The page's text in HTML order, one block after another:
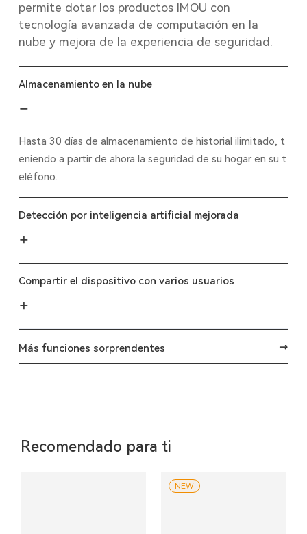
permite dotar los productos IMOU con
tecnología avanzada de computación en la
nube y mejora de la experiencia de seguridad.
Almacenamiento en la nube
Hasta 30 días de almacenamiento de historial ilimitado, t
eniendo a partir de ahora la seguridad de su hogar en su t
eléfono.
Detección por inteligencia artificial mejorada
Compartir el dispositivo con varios usuarios
Más funciones sorprendentes
Recomendado para ti
NEW